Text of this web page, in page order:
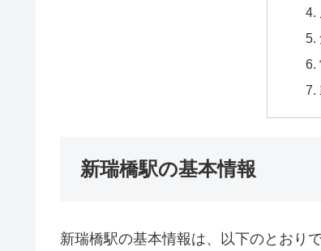
新瑞橋駅の基本情報
新瑞橋駅の基本情報は、以下のとおりで